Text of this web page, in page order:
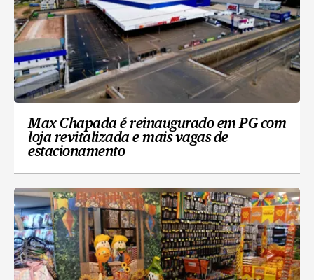
Max Chapada é reinaugurado em PG com
loja revitalizada e mais vagas de
estacionamento